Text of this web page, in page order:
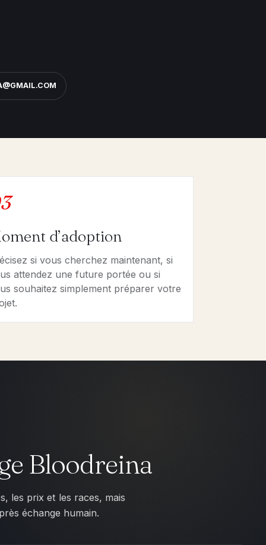
d’adoption
si vous cherchez maintenant, si
attendez une future portée ou si
souhaitez simplement préparer votre
Bloodreina
les prix et les races, mais
échange humain.